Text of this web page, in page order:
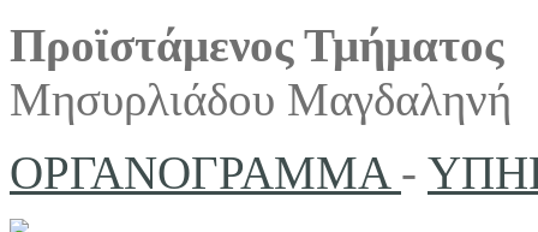
Προϊστάμενος Τμήματος
Μησυρλιάδου Μαγδαληνή
ΟΡΓΑΝΟΓΡΑΜΜΑ -